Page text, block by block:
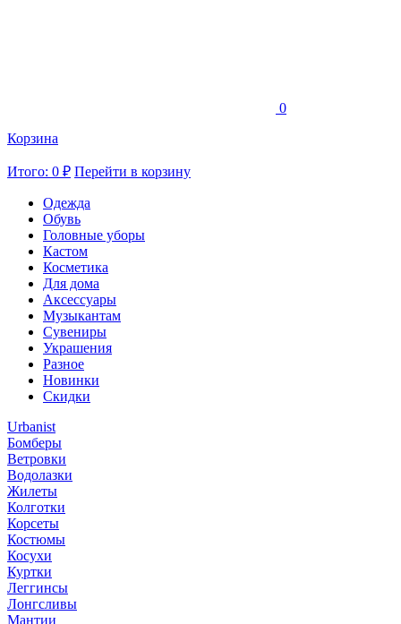
0
Корзина
Итого: 0 ₽ Перейти в корзину
Одежда
Обувь
Головные уборы
Кастом
Косметика
Для дома
Аксессуары
Музыкантам
Сувениры
Украшения
Разное
Новинки
Скидки
Urbanist
Бомберы
Ветровки
Водолазки
Жилеты
Колготки
Корсеты
Костюмы
Косухи
Куртки
Леггинсы
Лонгсливы
Мантии